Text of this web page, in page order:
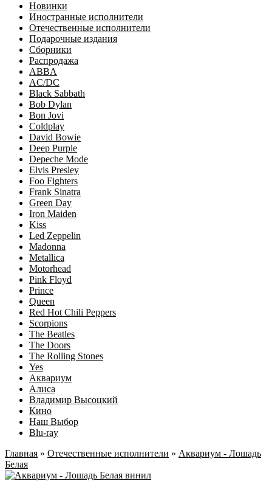
Новинки
Иностранные исполнители
Отечественные исполнители
Подарочные издания
Сборники
Распродажа
ABBA
AC/DC
Black Sabbath
Bob Dylan
Bon Jovi
Coldplay
David Bowie
Deep Purple
Depeche Mode
Elvis Presley
Foo Fighters
Frank Sinatra
Green Day
Iron Maiden
Kiss
Led Zeppelin
Madonna
Metallica
Motorhead
Pink Floyd
Prince
Queen
Red Hot Chili Peppers
Scorpions
The Beatles
The Doors
The Rolling Stones
Yes
Аквариум
Алиса
Владимир Высоцкий
Кино
Наш Выбор
Blu-ray
Главная » Отечественные исполнители » Аквариум - Лошадь
Белая